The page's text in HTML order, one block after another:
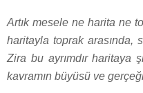
Artık mesele ne harita ne
haritayla toprak arasında,
Zira bu ayrımdır haritaya
kavramın büyüsü ve